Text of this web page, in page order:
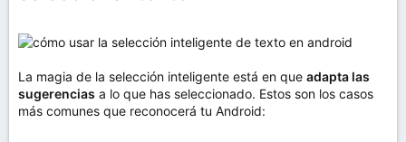
La magia de la selección inteligente está en que adapta las
sugerencias a lo que has seleccionado. Estos son los casos
más comunes que reconocerá tu Android: